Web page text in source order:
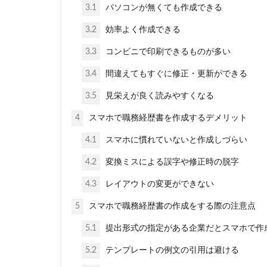
3.1 パソコンが無くても作成できる
3.2 効率よく作成できる
3.3 コンビニで印刷できるものが多い
3.4 間違えてもすぐに修正・更新ができる
3.5 見栄えが良く読みやすくなる
4 スマホで職務経歴書を作成するデメリット
4.1 スマホに慣れていないと作成しづらい
4.2 変換ミスによる誤字や修正時の脱字
4.3 レイアウトの変更ができない
5 スマホで職務経歴書の作成をする際の注意点
5.1 提出形式の指定がある企業だとスマホで作
5.2 テンプレートの例文の引用は避ける